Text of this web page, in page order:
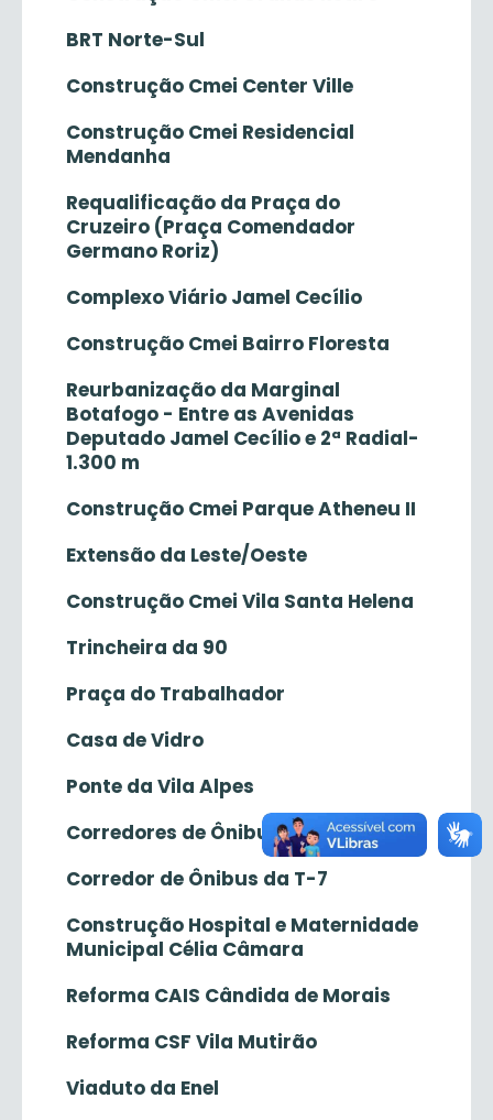
BRT Norte-Sul
Construção Cmei Center Ville
Construção Cmei Residencial
Mendanha
Requalificação da Praça do
Cruzeiro (Praça Comendador
Germano Roriz)
Complexo Viário Jamel Cecílio
Construção Cmei Bairro Floresta
Reurbanização da Marginal
Botafogo - Entre as Avenidas
Deputado Jamel Cecílio e 2ª Radial-
1.300 m
Construção Cmei Parque Atheneu II
Extensão da Leste/Oeste
Construção Cmei Vila Santa Helena
Trincheira da 90
Praça do Trabalhador
Casa de Vidro
Ponte da Vila Alpes
Corredores de Ônibus
Corredor de Ônibus da T-7
Construção Hospital e Maternidade
Municipal Célia Câmara
Reforma CAIS Cândida de Morais
Reforma CSF Vila Mutirão
Viaduto da Enel